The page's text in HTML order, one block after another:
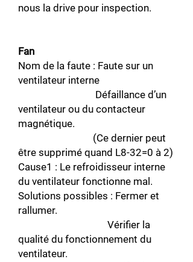
nous la drive pour inspection.
Fan
Nom de la faute : Faute sur un
ventilateur interne
Défaillance d’un
ventilateur ou du contacteur
magnétique.
(Ce dernier peut
être supprimé quand L8-32=0 à 2)
Cause1 : Le refroidisseur interne
du ventilateur fonctionne mal.
Solutions possibles : Fermer et
rallumer.
Vérifier la
qualité du fonctionnement du
ventilateur.